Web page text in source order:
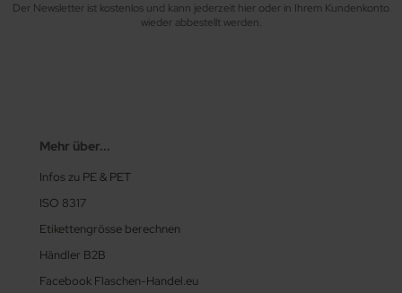
Der Newsletter ist kostenlos und kann jederzeit hier oder in Ihrem Kundenkonto
wieder abbestellt werden.
Mehr über...
Infos zu PE & PET
ISO 8317
Etikettengrösse berechnen
Händler B2B
Facebook Flaschen-Handel.eu